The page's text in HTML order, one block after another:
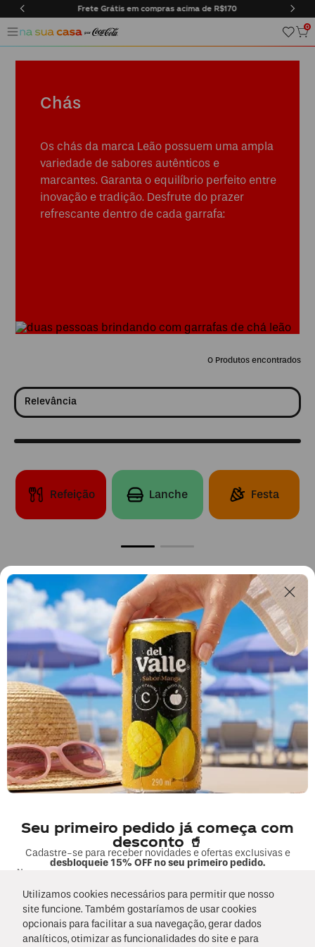
Utilizamos cookies necessários para permitir que nosso
site funcione. Também gostaríamos de usar cookies
opcionais para facilitar a sua navegação, gerar dados
analíticos, otimizar as funcionalidades do site e para
em compras acima de R$170 Entregas somente na
0
Seu primeiro pedido já começa com
desconto 🥤
Cadastre-se para receber novidades e ofertas exclusivas e
desbloqueie 15% OFF no seu primeiro pedido.
Nome
E-mail
Chás
Os chás da marca Leão possuem uma ampla
variedade de sabores autênticos e
marcantes. Garanta o equilíbrio perfeito entre
inovação e tradição. Desfrute do prazer
refrescante dentro de cada garrafa:
0
Relevância
Refeição Lanche Festa
OOPS!
Nenhum produto encontrado
O que eu devo fazer?
Verifique os termos digitados.
Tente utilizar uma única palavra.
Utilize termos genéricos na busca.
Tente utilizar sinônimos do termo
desejado.
Li e concordo com os Termos & Condições e Políticas de Privacidade